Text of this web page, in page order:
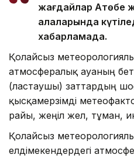
жағдайлар Ақтөбе
қалаларында
хабарламада.
Қолайсыз
атмосфералық ауаның
(ластаушы) заттардың
қысқамерзімді
райы, жеңіл жел, тұман,
Қолайсыз
елдімекендердегі